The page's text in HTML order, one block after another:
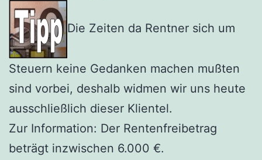
Die Zeiten da Rentner sich um
Steuern keine Gedanken machen mußten
sind vorbei, deshalb widmen wir uns heute
ausschließlich dieser Klientel.
Zur Information: Der Rentenfreibetrag
beträgt inzwischen 6.000 €.